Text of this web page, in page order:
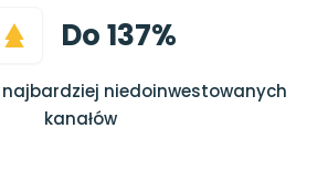
Do 137%
najbardziej niedoinwestowanych
kanałów